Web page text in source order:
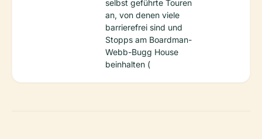
selbst geführte Touren
an, von denen viele
barrierefrei sind und
Stopps am Boardman-
Webb-Bugg House
beinhalten (